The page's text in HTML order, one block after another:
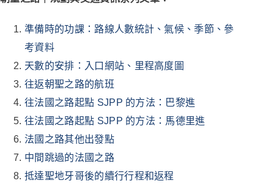
準備時的功課：路線人數統計、氣候、季節、參
考資料
天數的安排：入口網站、里程高度圖
往返朝聖之路的航班
往法國之路起點 SJPP 的方法：巴黎進
往法國之路起點 SJPP 的方法：馬德里進
法國之路其他出發點
中間跳過的法國之路
抵達聖地牙哥後的續行行程和返程